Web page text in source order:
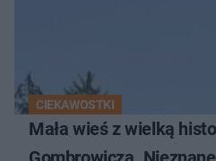
CIEKAWOSTKI
Mała wieś z wielką